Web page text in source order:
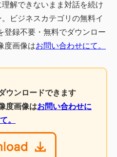
解できないまま対話を続け
ビジネスカテゴリの無料イ
登録不要・無料でダウンロー
度画像はお問い合わせにて。
ウンロードできます
度画像はお問い合わせに
て。